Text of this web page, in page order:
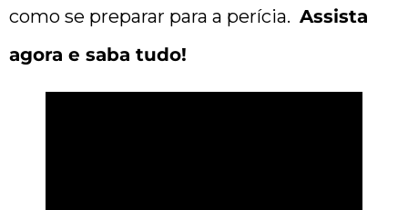
como se preparar para a perícia. Assista
agora e saba tudo!